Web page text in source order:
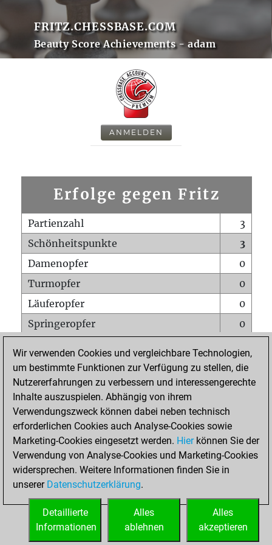
FRITZ.CHESSBASE.COM
Beauty Score Achievements - adam
ANMELDEN
Erfolge gegen Fritz
Partienzahl
3
Schönheitspunkte
3
Damenopfer
0
Turmopfer
0
Läuferopfer
0
Springeropfer
0
Matt auf vollem Brett
0
Bauer setzt Matt
0
Erstickte Matts
Unterverwandlungen
Türme auf der siebten
0
STARTSEITE
Wir verwenden Cookies und vergleichbare Technologien,
um bestimmte Funktionen zur Verfügung zu stellen, die
Nutzererfahrungen zu verbessern und interessengerechte
Inhalte auszuspielen. Abhängig von ihrem
Verwendungszweck können dabei neben technisch
erforderlichen Cookies auch Analyse-Cookies sowie
Marketing-Cookies eingesetzt werden. Hierkönnen Sie der
Verwendung von Analyse-Cookies und Marketing-Cookies
widersprechen. Weitere Informationen finden Sie in
unserer Datenschutzerklärung.
Alles
akzeptieren
Alles
ablehnen
Detaillierte
Informationen